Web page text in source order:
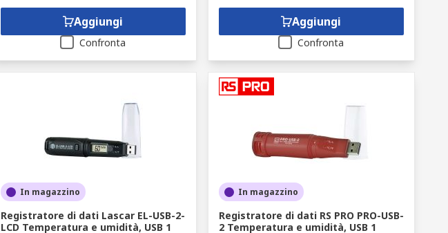
Aggiungi
Confronta
Aggiungi
Confronta
In magazzino
Registratore di dati Lascar EL-USB-2-
LCD Temperatura e umidità, USB 1
In magazzino
Registratore di dati RS PRO PRO-USB-
2 Temperatura e umidità, USB 1